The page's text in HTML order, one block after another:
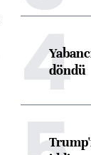
4
döndü